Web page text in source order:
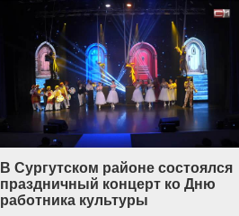
В Сургутском районе состоялся
праздничный концерт ко Дню
работника культуры